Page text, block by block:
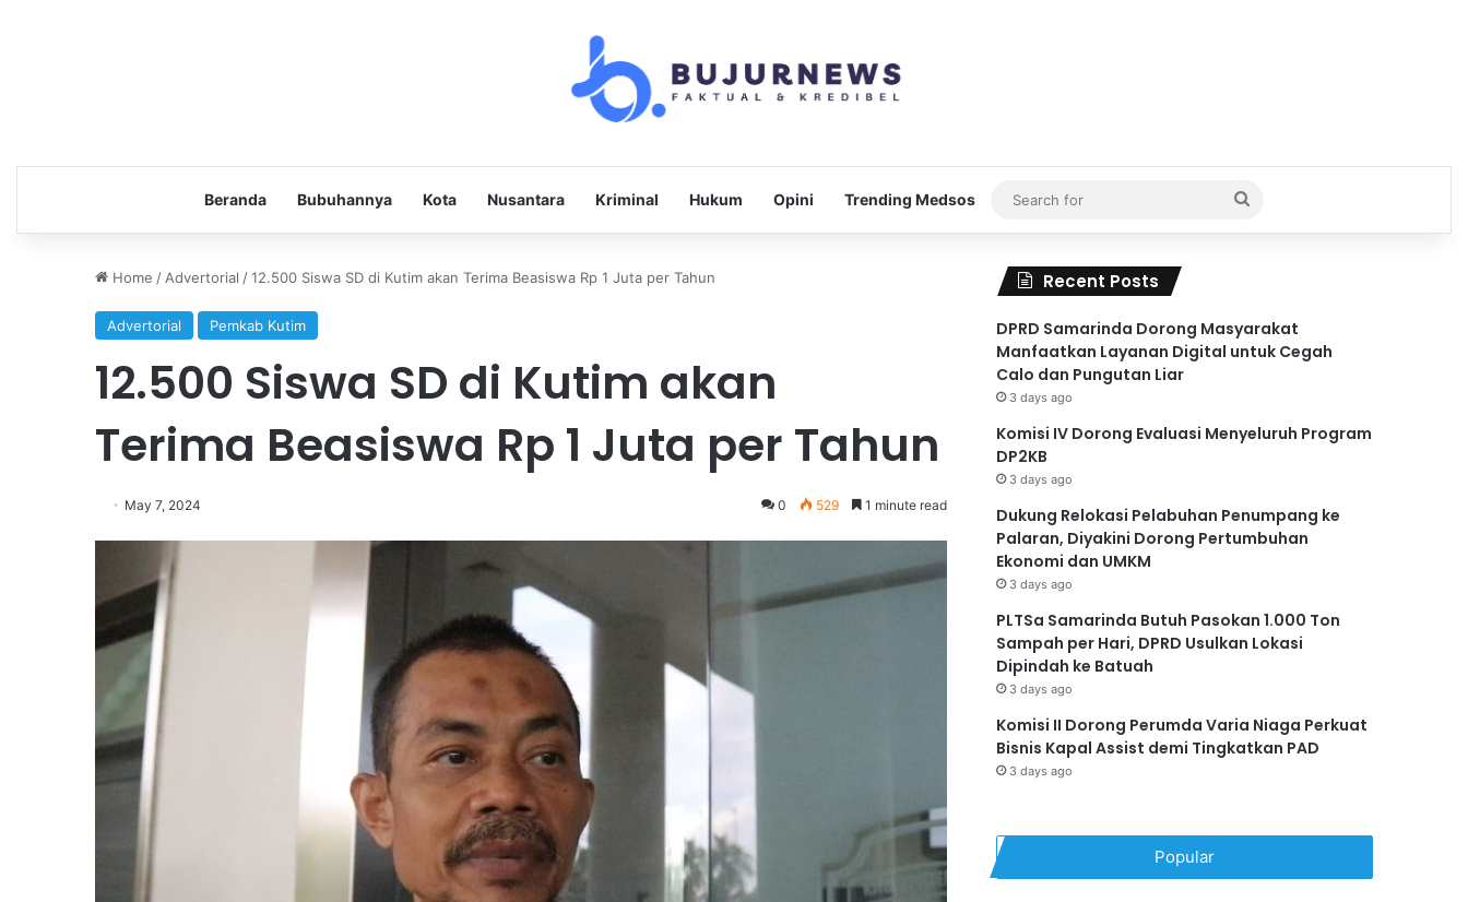
Beranda Bubuhannya Kota Nusantara Kriminal Hukum Opini Trending Medsos
Search
for
Home / Advertorial /12.500 Siswa SD di Kutim akan Terima Beasiswa Rp 1 Juta per Tahun
Advertorial Pemkab Kutim
12.500 Siswa SD di Kutim akan
Terima Beasiswa Rp 1 Juta per Tahun
May 7, 2024 0 529 1 minute read
Recent Posts
DPRD Samarinda Dorong Masyarakat
Manfaatkan Layanan Digital untuk Cegah
Calo dan Pungutan Liar
3 days ago
Komisi IV Dorong Evaluasi Menyeluruh Program
DP2KB
3 days ago
Dukung Relokasi Pelabuhan Penumpang ke
Palaran, Diyakini Dorong Pertumbuhan
Ekonomi dan UMKM
3 days ago
PLTSa Samarinda Butuh Pasokan 1.000 Ton
Sampah per Hari, DPRD Usulkan Lokasi
Dipindah ke Batuah
3 days ago
Komisi II Dorong Perumda Varia Niaga Perkuat
Bisnis Kapal Assist demi Tingkatkan PAD
3 days ago
Popular